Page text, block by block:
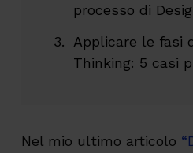
processo di
Applicare le fasi
Thinking: 5 casi
Nel mio ultimo articolo